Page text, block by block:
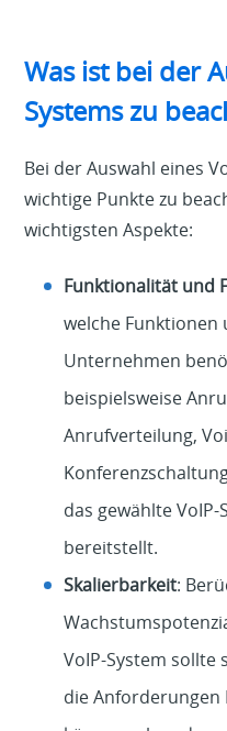
Was ist bei der
Systems zu
Bei der Auswahl eines
wichtige Punkte zu
wichtigsten Aspekte:
Funktionalität und
welche Funktionen
Unternehmen
beispielsweise
Anrufverteilung,
das gewählte
bereitstellt.
Skalierbarkeit:
VoIP-System sollte
die Anforderungen